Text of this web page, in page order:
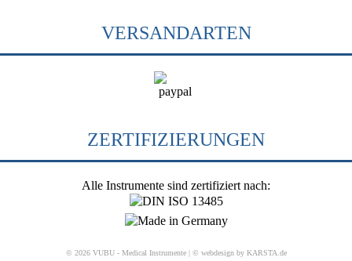
VERSANDARTEN
ZERTIFIZIERUNGEN
Alle Instrumente sind zertifiziert nach:
© 2026 VUBU - Medical Instrumente | © webdesign by KARSTA.de